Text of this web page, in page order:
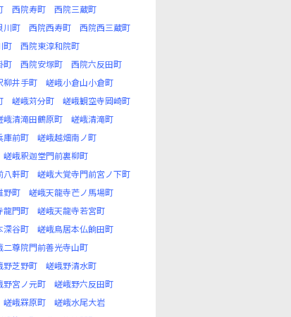
西院寿町
西院三蔵町
川町 西院西寿町
西院西三蔵町
町
西院東淳和院町
町 西院安塚町
西院六反田町
柳井手町
嵯峨小倉山小倉町
嵯峨苅分町
嵯峨観空寺岡崎町
峨清滝田鶴原町
嵯峨清滝町
庫前町
嵯峨越畑南ノ町
嵯峨釈迦堂門前裏柳町
八軒町
嵯峨大覚寺門前宮ノ下町
野町
嵯峨天龍寺芒ノ馬場町
龍門町
嵯峨天龍寺若宮町
深谷町
嵯峨鳥居本仏餉田町
二尊院門前善光寺山町
野芝野町
嵯峨野清水町
野宮ノ元町
嵯峨野六反田町
嵯峨罧原町
嵯峨水尾大岩